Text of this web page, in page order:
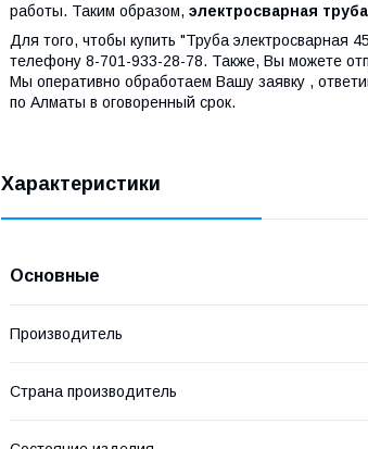
работы. Таким образом, электросварная труба
Для того, чтобы купить "Труба электросварная
телефону 8-701-933-28-78. Также, Вы можете
Мы оперативно обработаем Вашу заявку ,
по Алматы в оговоренный срок.
Характеристики
Основные
Производитель
Страна производитель